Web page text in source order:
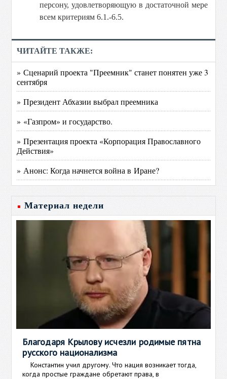
персону, удовлетворяющую в достаточной мере
всем критериям 6.1.-6.5.
ЧИТАЙТЕ ТАКЖЕ:
» Сценарий проекта "Преемник" станет понятен уже 3
сентября
» Президент Абхазии выбрал преемника
» «Газпром» и государство.
» Презентация проекта «Корпорация Православного
Действия»
» Анонс: Когда начнется война в Иране?
Материал недели
Благодаря Крылову исчезли родимые пятна
русского национализма
Константин учил другому. Что нация возникает тогда,
когда простые граждане обретают права, в